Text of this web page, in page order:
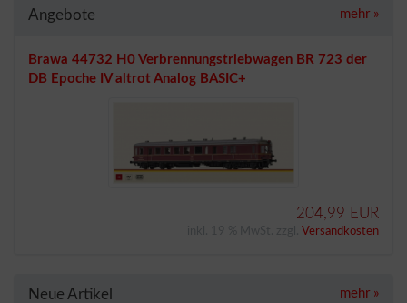
Angebote mehr »
Brawa 44732 H0 Verbrennungstriebwagen BR 723 der
DB Epoche IV altrot Analog BASIC+
204,99 EUR
Versandkosten
Neue Artikel mehr »